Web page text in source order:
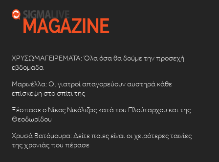
ΧΡΥΣΩΜΑΓΕΙΡΕΜΑΤΑ: Όλα όσα θα δούμε την προσεχή
εβδομάδα
Μαρινέλλα: Οι γιατροί απαγορεύουν αυστηρά κάθε
επίσκεψη στο σπίτι της
Ξέσπασε ο Νίκος Νικόλιζας κατά του Πλούταρχου και της
Θεοδωρίδου
Χρυσά Βατόμουρα: Δείτε ποιες είναι οι χειρότερες ταινίες
της χρονιάς που πέρασε